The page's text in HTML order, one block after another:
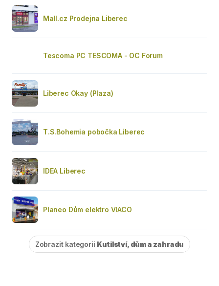
Mall.cz Prodejna Liberec
Tescoma PC TESCOMA - OC Forum
Liberec Okay (Plaza)
T.S.Bohemia pobočka Liberec
IDEA Liberec
Planeo Dům elektro VIACO
Zobrazit kategorii Kutilství, dům a zahradu